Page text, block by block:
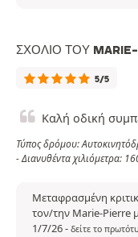
ΣΧΌΛΙΟ ΤΟΥ MARIE-
5/5
Καλή οδική
Τύπος δρόμου:
- Διανυθέντα χιλιόμετρα:
Μεταφρασμένη
τον/την Marie-Pierre
1/7/26- δείτε το